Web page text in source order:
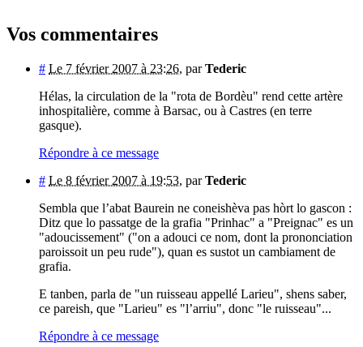
Vos commentaires
# Le 7 février 2007 à 23:26, parTederic
Hélas, la circulation de la "rota de Bordèu" rend cette artère
inhospitalière, comme à Barsac, ou à Castres (en terre
gasque).
Répondre à ce message
# Le 8 février 2007 à 19:53, parTederic
Sembla que l’abat Baurein ne coneishèva pas hòrt lo gascon :
Ditz que lo passatge de la grafia "Prinhac" a "Preignac" es un
"adoucissement" ("on a adouci ce nom, dont la prononciation
paroissoit un peu rude"), quan es sustot un cambiament de
grafia.
E tanben, parla de "un ruisseau appellé Larieu", shens saber,
ce pareish, que "Larieu" es "l’arriu", donc "le ruisseau"...
Répondre à ce message